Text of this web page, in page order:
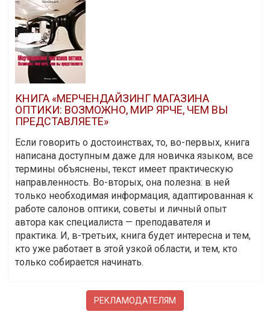
КНИГА «МЕРЧЕНДАЙЗИНГ МАГАЗИНА
ОПТИКИ: ВОЗМОЖНО, МИР ЯРЧЕ, ЧЕМ ВЫ
ПРЕДСТАВЛЯЕТЕ»
Если говорить о достоинствах, то, во-первых, книга
написана доступным даже для новичка языком, все
термины объяснены, текст имеет практическую
направленность. Во-вторых, она полезна: в ней
только необходимая информация, адаптированная к
работе салонов оптики, советы и личный опыт
автора как специалиста — преподавателя и
практика. И, в-третьих, книга будет интересна и тем,
кто уже работает в этой узкой области, и тем, кто
только собирается начинать.
РЕКЛАМОДАТЕЛЯМ